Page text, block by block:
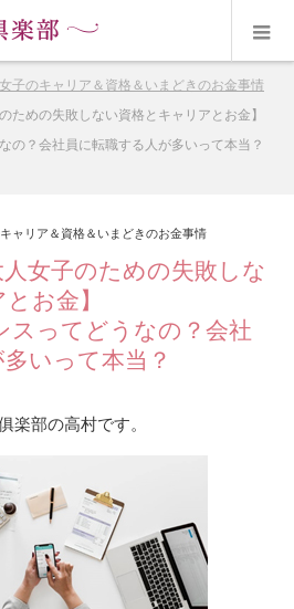
子のキャリア＆資格＆いまどきのお金事情
ための失敗しない資格とキャリアとお金】
の？会社員に転職する人が多いって本当？
ャリア＆資格＆いまどきのお金事情
人女子のための失敗しな
お金】
スってどうなの？会社
いって本当？
楽部の高村です。